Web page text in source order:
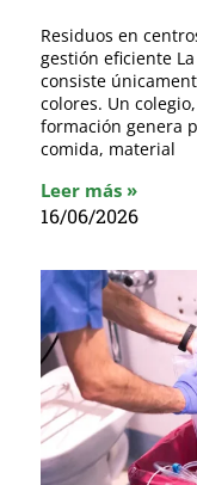
Residuos en
gestión eficiente
consiste
colores. Un
formación genera
comida, material
Leer más »
16/06/2026